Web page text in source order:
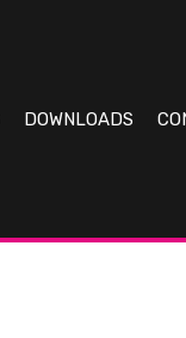
DOWNLOADS